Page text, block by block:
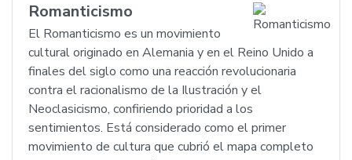
Romanticismo
El Romanticismo es un movimiento
cultural originado en Alemania y en el Reino Unido a
finales del siglo como una reacción revolucionaria
contra el racionalismo de la Ilustración y el
Neoclasicismo, confiriendo prioridad a los
sentimientos. Está considerado como el primer
movimiento de cultura que cubrió el mapa completo